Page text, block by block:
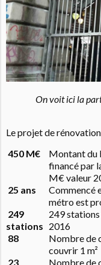
On voit ici la
Le projet de
450 M€
Montant du
financé par
M€ valeur
25 ans
Commencé
métro est
249
stations
249 stations
2016
88
Nombre de
couvrir 1 m²
23
Nombre de